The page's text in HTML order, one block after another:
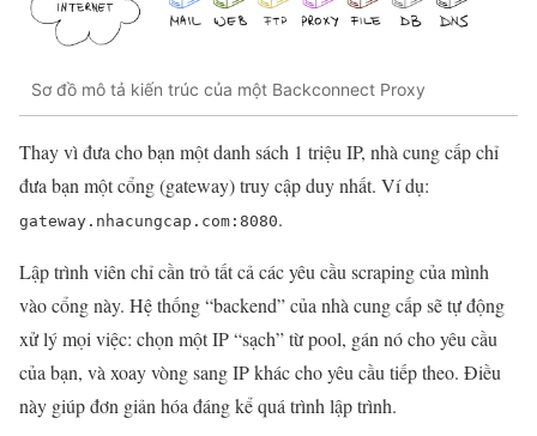
Sơ đồ mô tả kiến trúc của một Backconnect Proxy
Thay vì đưa cho bạn một danh sách 1 triệu IP, nhà cung cấp chỉ
đưa bạn một cổng (gateway) truy cập duy nhất. Ví dụ:
gateway.nhacungcap.com:8080.
Lập trình viên chỉ cần trỏ tất cả các yêu cầu scraping của mình
vào cổng này. Hệ thống “backend” của nhà cung cấp sẽ tự động
xử lý mọi việc: chọn một IP “sạch” từ pool, gán nó cho yêu cầu
của bạn, và xoay vòng sang IP khác cho yêu cầu tiếp theo. Điều
này giúp đơn giản hóa đáng kể quá trình lập trình.